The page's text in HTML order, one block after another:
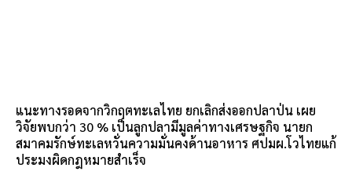
แนะทางรอดจากวิกฤตทะเลไทย ยกเลิกส่งออกปลาป่น เผย
วิจัยพบกว่า 30 % เป็นลูกปลามีมูลค่าทางเศรษฐกิจ นายก
สมาคมรักษ์ทะเลหวั่นความมั่นคงด้านอาหาร ศปมผ.โวไทยแก้
ประมงผิดกฎหมายสำเร็จ